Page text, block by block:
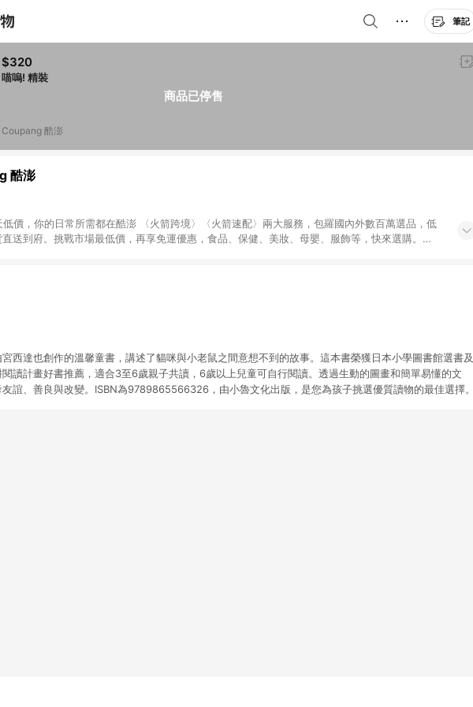
筆記
商品已停售
$320
喵嗚! 精裝
Coupang 酷澎
酷澎
價，你的日常所需都在酷澎 〈火箭跨境〉〈火箭速配〉兩大服務，包羅國內外數百萬選品，低
送到府。挑戰市場最低價，再享免運優惠，食品、保健、美妝、母嬰、服飾等，快來選購。
宮西達也創作的溫馨童書，講述了貓咪與小老鼠之間意想不到的故事。這本書榮獲日本小學圖書館選書及
讀計畫好書推薦，適合3至6歲親子共讀，6歲以上兒童可自行閱讀。透過生動的圖畫和簡單易懂的文
誼、善良與改變。ISBN為9789865566326，由小魯文化出版，是您為孩子挑選優質讀物的最佳選擇。